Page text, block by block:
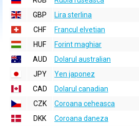
GBP
Lira sterlina
CHF
Francul elvetian
HUF
Forint maghiar
AUD
Dolarul australian
JPY
Yen japonez
CAD
Dolarul canadian
CZK
Coroana ceheasca
DKK
Coroana daneza